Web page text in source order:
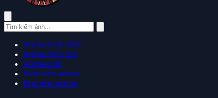
Anime kinh điển
Anime hiện đại
Anime mới
Hình nền anime
Kho ảnh anime